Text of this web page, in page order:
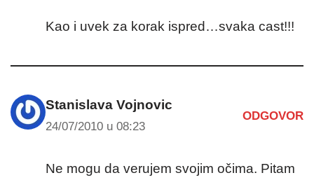
Kao i uvek za korak ispred…svaka cast!!!
Stanislava Vojnovic
24/07/2010 u 08:23
ODGOVOR
Ne mogu da verujem svojim očima. Pitam